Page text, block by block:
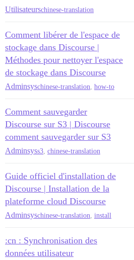
Utilisateurschinese-translation
Comment libérer de l'espace de
stockage dans Discourse |
Méthodes pour nettoyer l'espace
de stockage dans Discourse
Adminsyschinese-translation how-to
Comment sauvegarder
Discourse sur S3 | Discourse
comment sauvegarder sur S3
Adminsyss3 chinese-translation
Guide officiel d'installation de
Discourse | Installation de la
plateforme cloud Discourse
Adminsyschinese-translation install
:cn : Synchronisation des
données utilisateur